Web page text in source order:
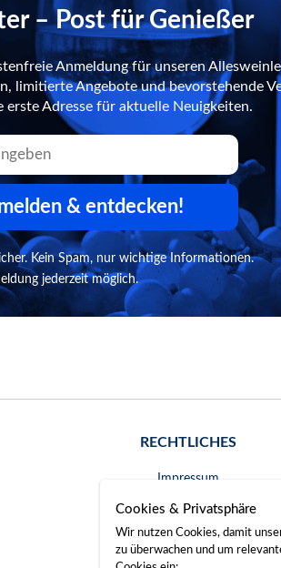
– Post für Genießer
Anmeldung für unseren
limitierte Angebote und bevorstehende
Adresse für aktuelle Neuigkeiten.
& entdecken!
Kein Spam, nur wichtige Informationen.
jederzeit möglich.
RECHTLICHES
Impressum
AGB
Widerrufsrecht
Cookies & Privatsphäre
Wir nutzen Cookies, damit
zu überwachen und um